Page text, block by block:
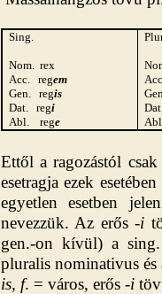
Sing.
Nom. rex
Acc. regem
Gen.
regis
Dat.
regi
Abl.
rege
Ettől a ragozástól
esetragja ezek
egyetlen esetben
nevezzük. Az erős -i
gen.-on kívül) a sing.
pluralis nominativus és
is, f. = város, erős -i